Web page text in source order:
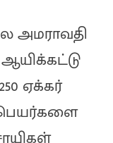
அமராவதி
ஏக்கர்